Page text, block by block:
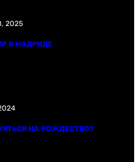
2025
В МАДРИДЕ
НА РОЖДЕСТВО?